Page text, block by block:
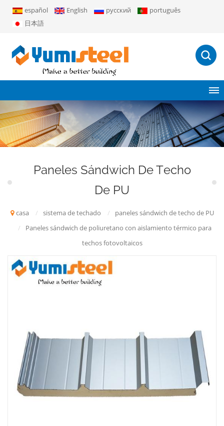
español English русский
português
日本語
Paneles Sándwich De Techo
De PU
casa / sistema de techado /
paneles sándwich de techo de PU
/
Paneles sándwich de poliuretano con aislamiento térmico para
techos fotovoltaicos